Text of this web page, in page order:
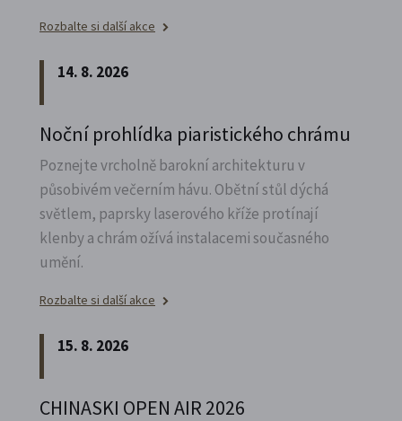
Rozbalte si další akce
14. 8. 2026
Noční prohlídka piaristického chrámu
Poznejte vrcholně barokní architekturu v
působivém večerním hávu. Obětní stůl dýchá
světlem, paprsky laserového kříže protínají
klenby a chrám ožívá instalacemi současného
umění.
Rozbalte si další akce
15. 8. 2026
CHINASKI OPEN AIR 2026